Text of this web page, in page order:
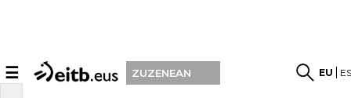
☰ ZUZENEAN EU